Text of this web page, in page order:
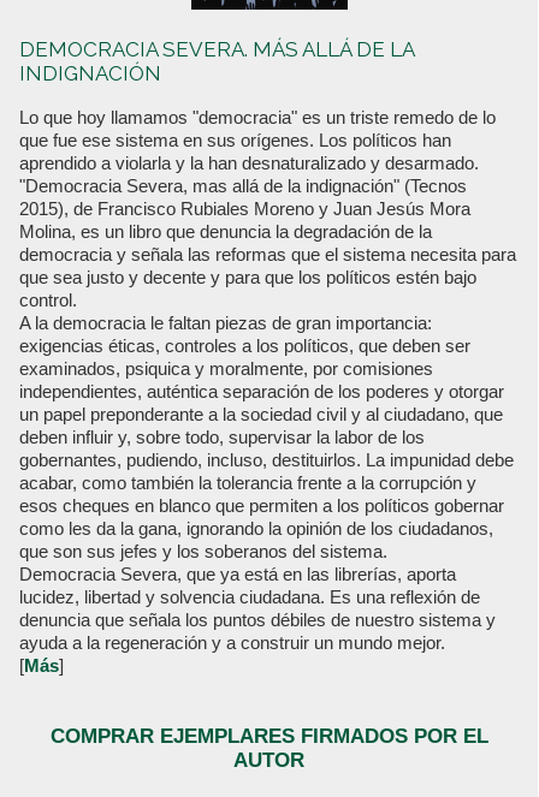
DEMOCRACIA SEVERA. MÁS ALLÁ DE LA
INDIGNACIÓN
Lo que hoy llamamos "democracia" es un triste remedo de lo
que fue ese sistema en sus orígenes. Los políticos han
aprendido a violarla y la han desnaturalizado y desarmado.
"Democracia Severa, mas allá de la indignación" (Tecnos
2015), de Francisco Rubiales Moreno y Juan Jesús Mora
Molina, es un libro que denuncia la degradación de la
democracia y señala las reformas que el sistema necesita para
que sea justo y decente y para que los políticos estén bajo
control.
A la democracia le faltan piezas de gran importancia:
exigencias éticas, controles a los políticos, que deben ser
examinados, psiquica y moralmente, por comisiones
independientes, auténtica separación de los poderes y otorgar
un papel preponderante a la sociedad civil y al ciudadano, que
deben influir y, sobre todo, supervisar la labor de los
gobernantes, pudiendo, incluso, destituirlos. La impunidad debe
acabar, como también la tolerancia frente a la corrupción y
esos cheques en blanco que permiten a los políticos gobernar
como les da la gana, ignorando la opinión de los ciudadanos,
que son sus jefes y los soberanos del sistema.
Democracia Severa, que ya está en las librerías, aporta
lucidez, libertad y solvencia ciudadana. Es una reflexión de
denuncia que señala los puntos débiles de nuestro sistema y
ayuda a la regeneración y a construir un mundo mejor.
[Más]
COMPRAR EJEMPLARES FIRMADOS POR EL
AUTOR